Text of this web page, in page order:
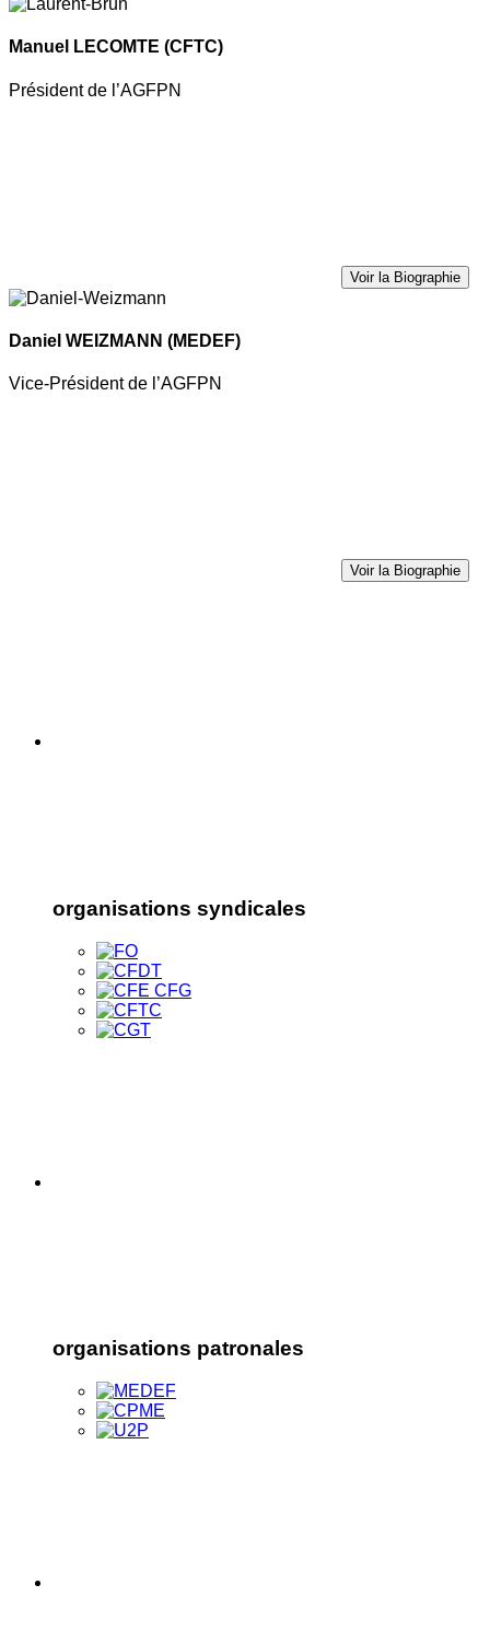
Manuel LECOMTE (CFTC)
Président de l’AGFPN
Voir la Biographie
Daniel WEIZMANN (MEDEF)
Vice-Président de l’AGFPN
Voir la Biographie
organisations syndicales
organisations patronales